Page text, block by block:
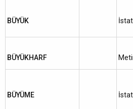
BÜYÜK
BÜYÜKHARF
BÜYÜME